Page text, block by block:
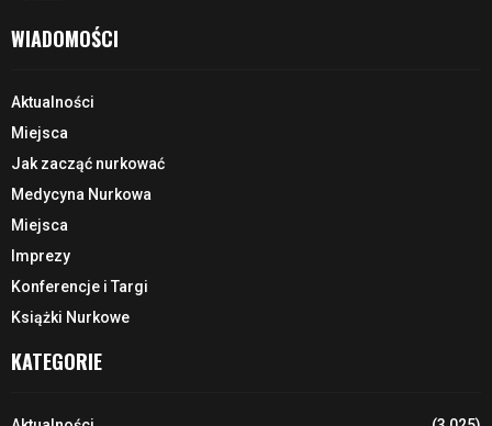
WIADOMOŚCI
Aktualności
Miejsca
Jak zacząć nurkować
Medycyna Nurkowa
Miejsca
Imprezy
Konferencje i Targi
Książki Nurkowe
KATEGORIE